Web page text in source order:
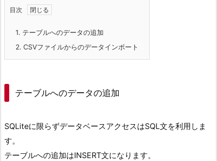
目次
1. テーブルへのデータの追加
2. CSVファイルからのデータインポート
テーブルへのデータの追加
SQLiteに限らずデータベースアクセスはSQL文を利用しま
す。
テーブルへの追加はINSERT文になります。